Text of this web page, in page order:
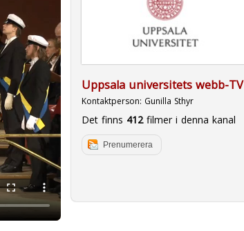
Uppsala universitets webb-TV
Kontaktperson: Gunilla Sthyr
Det finns 412filmer i denna kanal
Prenumerera